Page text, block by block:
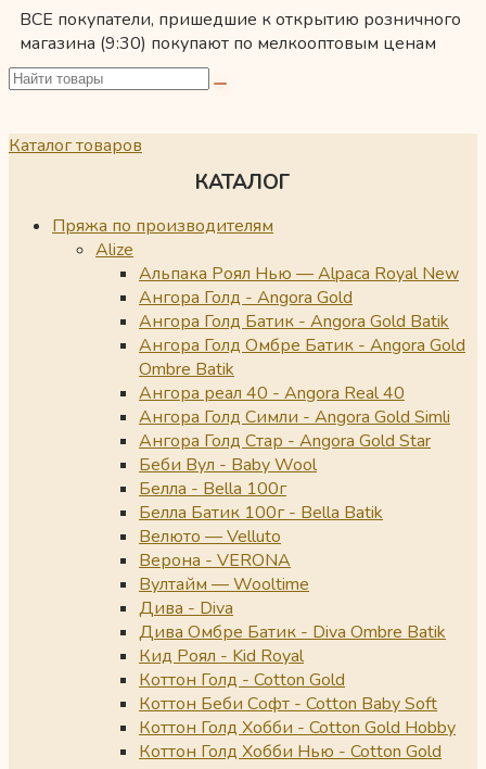
ВСЕ покупатели, пришедшие к открытию розничного
магазина (9:30) покупают по мелкооптовым ценам
Каталог товаров
КАТАЛОГ
Пряжа по производителям
Alize
Альпака Роял Нью — Alpaca Royal New
Ангора Голд - Angora Gold
Ангора Голд Батик - Angora Gold Batik
Ангора Голд Омбре Батик - Angora Gold
Ombre Batik
Ангора реал 40 - Angora Real 40
Ангора Голд Симли - Angora Gold Simli
Ангора Голд Стар - Angora Gold Star
Беби Вул - Baby Wool
Белла - Bella 100г
Белла Батик 100г - Bella Batik
Велюто — Velluto
Верона - VERONA
Вултайм — Wooltime
Дива - Diva
Дива Омбре Батик - Diva Ombre Batik
Кид Роял - Kid Royal
Коттон Голд - Cotton Gold
Коттон Беби Софт - Cotton Baby Soft
Коттон Голд Хобби - Cotton Gold Hobby
Коттон Голд Хобби Нью - Cotton Gold